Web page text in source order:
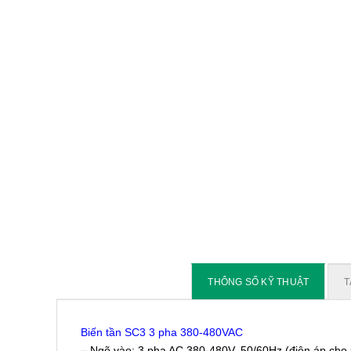
THÔNG SỐ KỸ THUẬT
Biến tần SC3 3 pha 380-480VAC